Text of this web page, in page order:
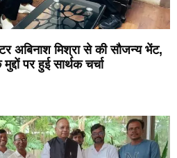
अबिनाश मिश्रा से की सौजन्य भेंट,
पर हुई सार्थक चर्चा